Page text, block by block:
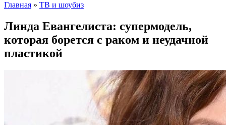
Главная » ТВ и шоубиз
Линда Евангелиста: супермодель,
которая борется с раком и неудачной
пластикой